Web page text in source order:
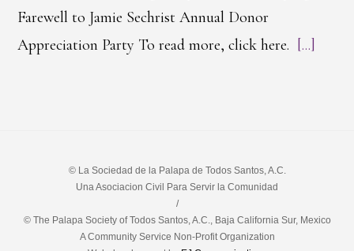
Farewell to Jamie Sechrist Annual Donor
Appreciation Party To read more, click here. [...]
© La Sociedad de la Palapa de Todos Santos, A.C.
Una Asociacion Civil Para Servir la Comunidad
/
© The Palapa Society of Todos Santos, A.C., Baja California Sur, Mexico
A Community Service Non-Profit Organization